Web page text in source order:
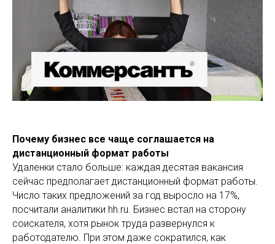
Почему бизнес все чаще соглашается на
дистанционный формат работы
Удаленки стало больше: каждая десятая вакансия
сейчас предполагает дистанционный формат работы.
Число таких предложений за год выросло на 17%,
посчитали аналитики hh.ru. Бизнес встал на сторону
соискателя, хотя рынок труда развернулся к
работодателю. При этом даже сократился, как